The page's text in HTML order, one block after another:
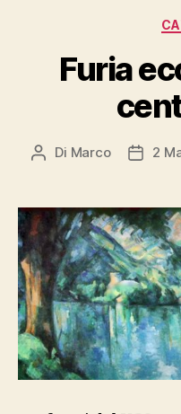
Furia
Autore
Di Marco
Data
2